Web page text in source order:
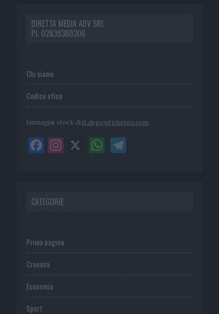
DIRETTA MEDIA ADV SRL
P.I. 02839380306
Chi siamo
Codice etico
Immagini stock di it.depositphotos.com
CATEGORIE
Prima pagina
Cronaca
Economia
Sport